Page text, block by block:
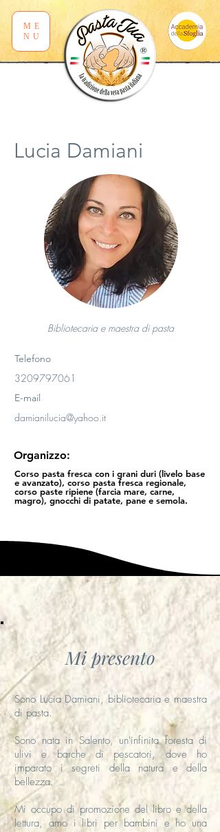
ME
NU
Lucia Damiani
Bibliotecaria e maestra di pasta
Telefono
3209797061
E-mail
damianilucia@yahoo.it
Organizzo:
Corso pasta fresca con i grani duri (livelo base
e avanzato), corso pasta fresca regionale,
corso paste ripiene (farcia mare, carne,
magro), gnocchi di patate, pane e semola.
Mi presento
Sono Lucia Damiani, bibliotecaria e maestra
di pasta.
Sono nata in Salento, un'infinita foresta di
ulivi e barche di pescatori, dove ho
imparato i segreti della natura e della
bellezza.
Mi occupo di promozione del libro e della
lettura, amo i libri per bambini e ho una